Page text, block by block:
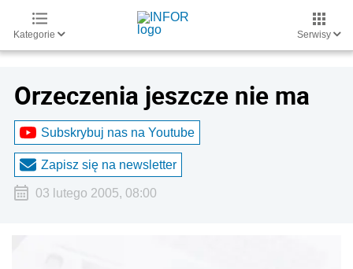
Kategorie Serwisy
Orzeczenia jeszcze nie ma
Subskrybuj nas na Youtube
Zapisz się na newsletter
03 lutego 2005, 08:00